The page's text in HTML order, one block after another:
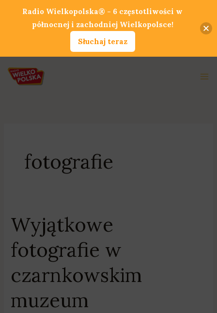
fotografie
Wyjątkowe
fotografie w
czarnkowskim
muzeum
Wyjątkowe
fotografie
w
czarnkowskim
Radio Wielkopolska® - 6 częstotliwości w
północnej i zachodniej Wielkopolsce!
Słuchaj teraz